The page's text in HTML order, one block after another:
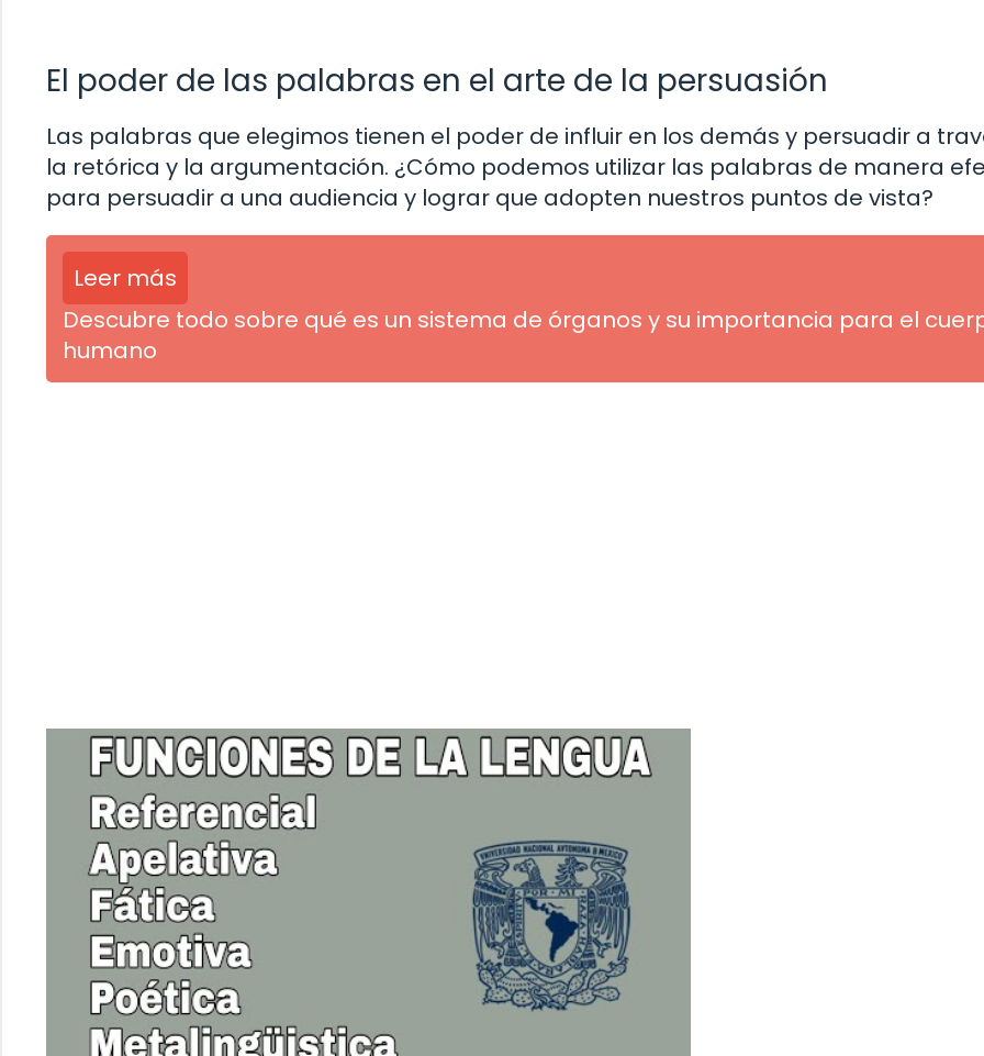
El poder de las palabras en el arte de la persuasión
Las palabras que elegimos tienen el poder de influir en los demás y persuadir a
la retórica y la argumentación. ¿Cómo podemos utilizar las palabras de manera
para persuadir a una audiencia y lograr que adopten nuestros puntos de vista?
Leer más
Descubre todo sobre qué es un sistema de órganos y su importancia para el
humano